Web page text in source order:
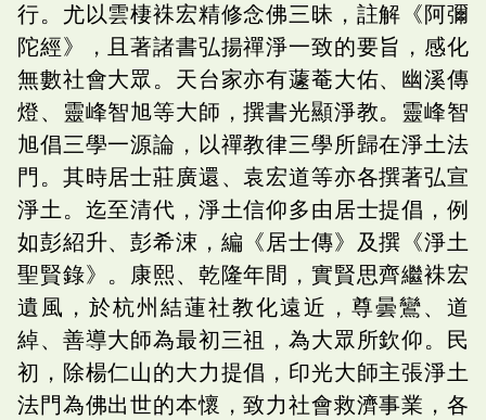
行。尤以雲棲袾宏精修念佛三昧，註解《阿彌
陀經》，且著諸書弘揚禪淨一致的要旨，感化
無數社會大眾。天台家亦有蘧菴大佑、幽溪傳
燈、靈峰智旭等大師，撰書光顯淨教。靈峰智
旭倡三學一源論，以禪教律三學所歸在淨土法
門。其時居士莊廣還、袁宏道等亦各撰著弘宣
淨土。迄至清代，淨土信仰多由居士提倡，例
如彭紹升、彭希涑，編《居士傳》及撰《淨土
聖賢錄》。康熙、乾隆年間，實賢思齊繼袾宏
遺風，於杭州結蓮社教化遠近，尊曇鸞、道
綽、善導大師為最初三祖，為大眾所欽仰。民
初，除楊仁山的大力提倡，印光大師主張淨土
法門為佛出世的本懷，致力社會救濟事業，各